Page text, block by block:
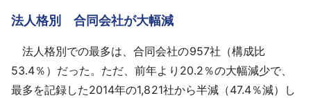
法人格別 合同会社が大幅減
法人格別での最多は、合同会社の957社（構成比
53.4％）だった。ただ、前年より20.2％の大幅減少で、
最多を記録した2014年の1,821社から半減（47.4％減）し